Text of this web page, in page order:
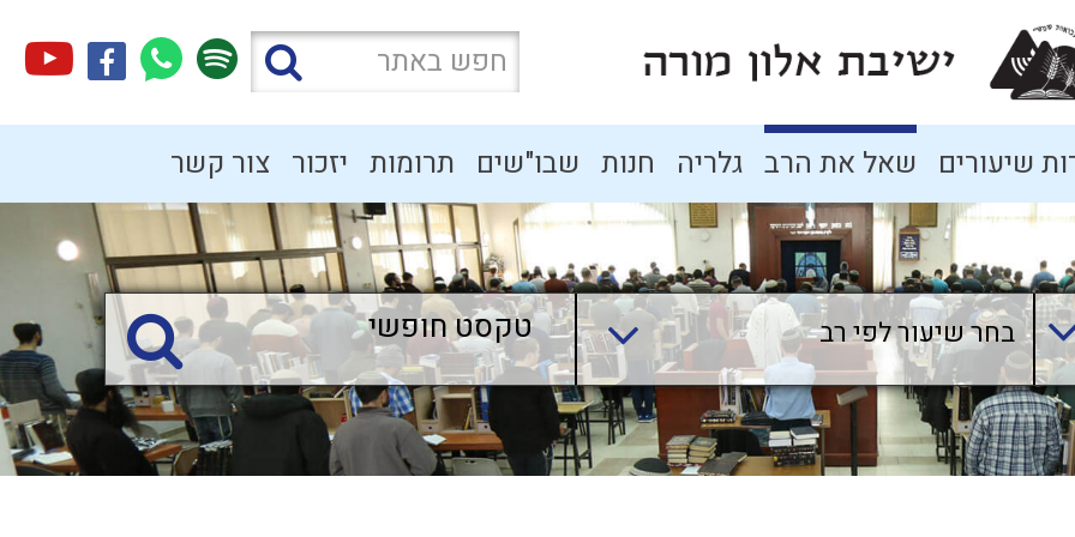
שיעורים שאל את הרב גלריה חנות שבו"שים תרומות יזכור צור קשר
בחר שיעור לפי רב